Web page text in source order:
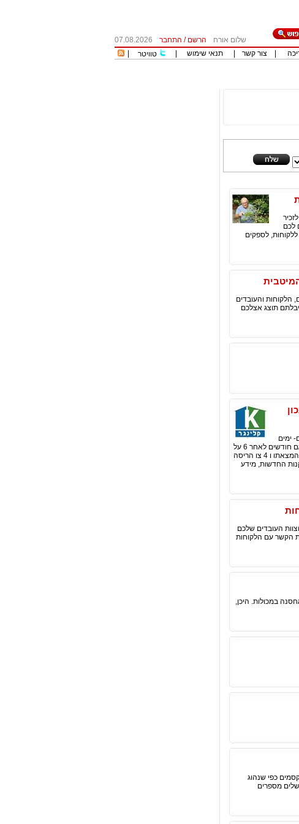
שלום אורח הרשם / התחבר
07.08.2026
צור קשר תנאי שימוש טוויטר
לכם
לספקים
הלקוחות והעובדים
תוצג אצלכם
ימים
ממועד האכלוס. 30 ניתן לכלול בצו המנהלי גם הוראות לעניין איסור שימוש ותחולתו בתנאים מסוימים גם חודשים לאחר 6 על
עבודה שנעשתה לאחר מתן הצו וגם על בניה מחדש שבוצעה תוך ביצוע ההריסה. ימים לגבי 7 - ימים מהמצאתו ו 4 צו הריסה
החדשות, מידע
העובדים שלכם
הקשר עם הלקוחות
במכולות. היכן,
בשנת 1942 - לא במבצע מרבד הקסמים כפי שנהוג
מספרים